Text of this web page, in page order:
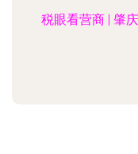
税眼看营商 | 肇